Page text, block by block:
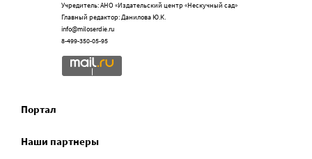
Учредитель: АНО «Издательский центр «Нескучный сад»
Главный редактор: Данилова Ю.К.
info@miloserdie.ru
8-499-350-05-95
Портал
Наши партнеры